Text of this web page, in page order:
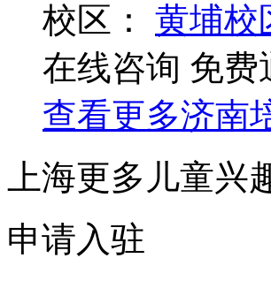
校区： 黄埔校
在线咨询 免费
查看更多济南
上海更多儿童
申请入驻